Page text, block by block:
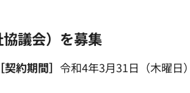
議会）を募集
［契約期間］ 令和4年3月31日（木曜日